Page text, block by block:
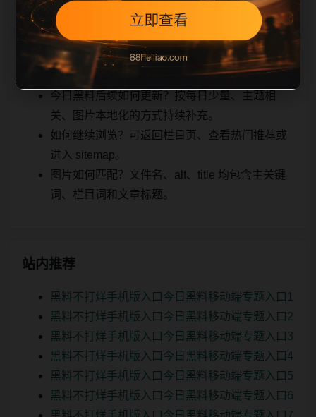
相关问题
今日黑料后续如何更新？按每日少量、主题相
关、图片本地化的方式持续补充。
如何继续浏览？可返回栏目页、查看热门推荐或
进入 sitemap。
图片如何匹配？文件名、alt、title 均包含主关键
词、栏目词和文章标题。
站内推荐
黑料不打烊手机版入口今日黑料移动端专题入口1
黑料不打烊手机版入口今日黑料移动端专题入口2
黑料不打烊手机版入口今日黑料移动端专题入口3
黑料不打烊手机版入口今日黑料移动端专题入口4
黑料不打烊手机版入口今日黑料移动端专题入口5
黑料不打烊手机版入口今日黑料移动端专题入口6